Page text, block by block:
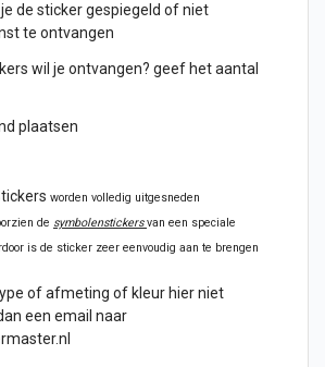
de sticker gespiegeld of niet
te ontvangen
wil je ontvangen? geef het aantal
plaatsen
worden volledig uitgesneden
de symbolenstickers van een speciale
is de sticker zeer eenvoudig aan te brengen
of afmeting of kleur hier niet
een email naar